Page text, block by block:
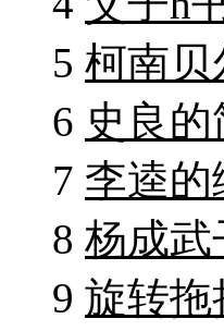
5 柯南贝
6 史良
7 李逵
8 杨成武
9 旋转拖